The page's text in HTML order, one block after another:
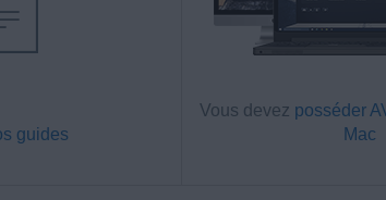
guides
Vous devez posséder
Mac